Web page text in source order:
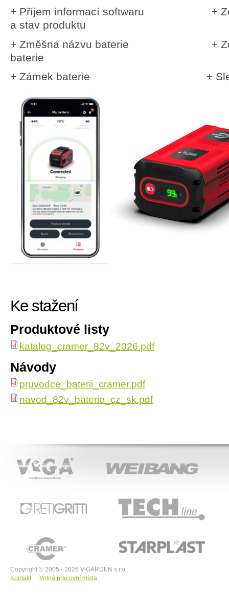
+ Příjem informací softwaru +
a stav produktu
+ Změšna názvu baterie +
baterie
+ Zámek baterie +
Ke stažení
Produktové listy
katalog_cramer_82v_2026.pdf
Návody
pruvodce_baterii_cramer.pdf
navod_82v_baterie_cz_sk.pdf
Copyright © 2005 - 2026 V-GARDEN s.r.o.
Kontakt
Volná pracovní místa